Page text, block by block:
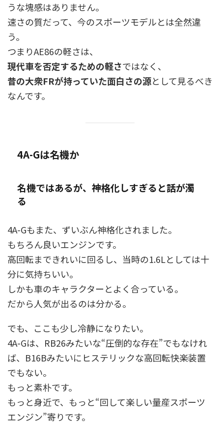
うな塊感はありません。
速さの質だって、今のスポーツモデルとは全然違
う。
つまりAE86の軽さは、
現代車を否定するための軽さではなく、
昔の大衆FRが持っていた面白さの源として見るべき
なんです。
4A-Gは名機か
名機ではあるが、神格化しすぎると話が濁
る
4A-Gもまた、ずいぶん神格化されました。
もちろん良いエンジンです。
高回転まできれいに回るし、当時の1.6Lとしては十
分に気持ちいい。
しかも車のキャラクターとよく合っている。
だから人気が出るのは分かる。
でも、ここも少し冷静になりたい。
4A-Gは、RB26みたいな“圧倒的な存在”でもなけれ
ば、B16Bみたいにヒステリックな高回転快楽装置
でもない。
もっと素朴です。
もっと身近で、もっと“回して楽しい量産スポーツ
エンジン”寄りです。